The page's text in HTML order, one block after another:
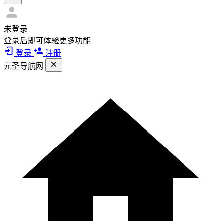
未登录
登录后即可体验更多功能
登录
注册
元圣导航网